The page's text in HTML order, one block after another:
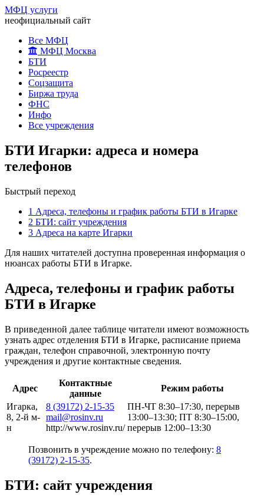
МФЦ услуги
неофициальный сайт
Все МФЦ
МФЦ Москва
БТИ
Росреестр
Соцзащита
Биржа труда
ФНС
Инфо
Все учреждения
БТИ Игарки: адреса и номера
телефонов
Быстрый переход
1 Адреса, телефоны и график работы БТИ в Игарке
2 БТИ: сайт учреждения
3 Адреса на карте Игарки
Для наших читателей доступна проверенная информация о
нюансах работы БТИ в Игарке.
Адреса, телефоны и график работы
БТИ в Игарке
В приведенной далее таблице читатели имеют возможность
узнать адрес отделения БТИ в Игарке, расписание приема
граждан, телефон справочной, электронную почту
учреждения и другие контактные сведения.
Адрес
Контактные
данные
Режим работы
Игарка,
8, 2-й м-
н
8 (39172) 2-15-35
mail@rosinv.ru
http://www.rosinv.ru/
ПН-ЧТ 8:30–17:30, перерыв
13:00–13:30; ПТ 8:30–15:00,
перерыв 12:00–13:30
Позвонить в учреждение можно по телефону: 8
(39172) 2-15-35.
БТИ: сайт учреждения